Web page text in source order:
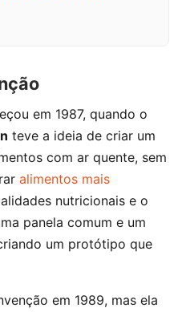
em 1987, quando o
teve a ideia de criar um
com ar quente, sem
alimentos mais
nutricionais e o
panela comum e um
um protótipo que
em 1989, mas ela